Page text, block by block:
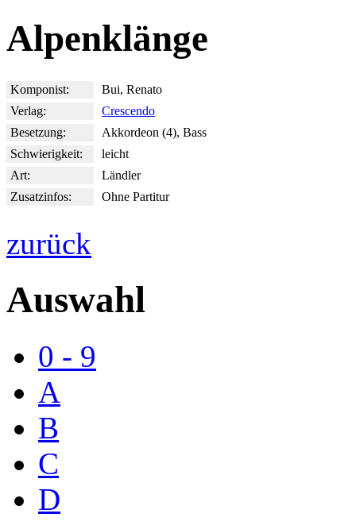
Alpenklänge
Komponist:
Bui, Renato
Verlag:
Crescendo
Besetzung:
Akkordeon (4), Bass
Schwierigkeit:
leicht
Art:
Ländler
Zusatzinfos:
Ohne Partitur
zurück
Auswahl
0 - 9
A
B
C
D